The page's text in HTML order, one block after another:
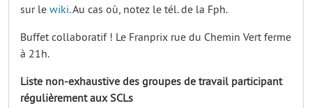
sur le wiki. Au cas où, notez le tél. de la Fph.
Buffet collaboratif ! Le Franprix rue du Chemin Vert ferme
à 21h.
Liste non-exhaustive des groupes de travail participant
régulièrement aux SCLs